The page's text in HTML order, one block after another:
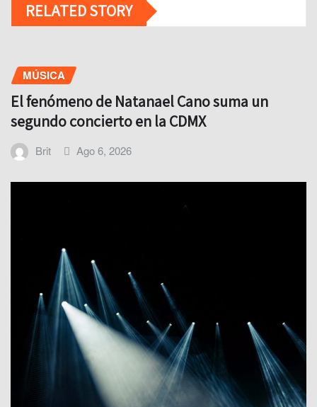
RELATED STORY
MÚSICA
El fenómeno de Natanael Cano suma un
segundo concierto en la CDMX
Brit Ago 6, 2026